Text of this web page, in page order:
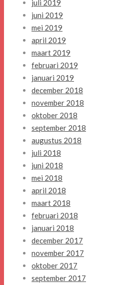
juli 2019
juni 2019
mei 2019
april 2019
maart 2019
februari 2019
januari 2019
december 2018
november 2018
oktober 2018
september 2018
augustus 2018
juli 2018
juni 2018
mei 2018
april 2018
maart 2018
februari 2018
januari 2018
december 2017
november 2017
oktober 2017
september 2017